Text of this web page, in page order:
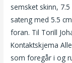
semsket skinn,
sateng med 5.5
foran. Til Torill
Kontaktskjema
som foregår i og